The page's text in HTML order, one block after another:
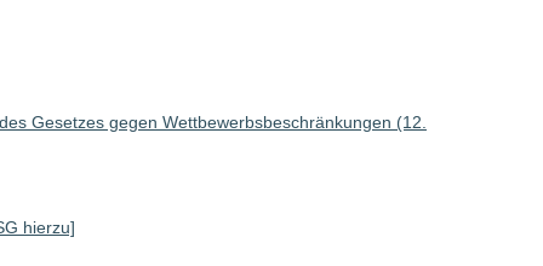
Gesetzes gegen Wettbewerbsbeschränkungen (12.
hierzu]